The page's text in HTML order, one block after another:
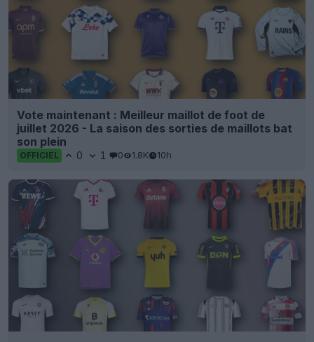
Vote maintenant : Meilleur maillot de foot de
juillet 2026 - La saison des sorties de maillots bat
son plein
OFFICIEL 0 1 0 1.8K 10h